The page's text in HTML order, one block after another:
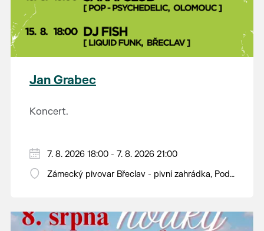
Jan Grabec
Koncert.
7. 8. 2026 18:00 - 7. 8. 2026 21:00
Zámecký pivovar Břeclav - pivní zahrádka, Pod